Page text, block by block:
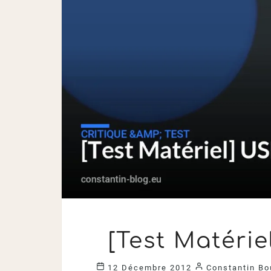
[Test
12 Décembre 2012 Constantin